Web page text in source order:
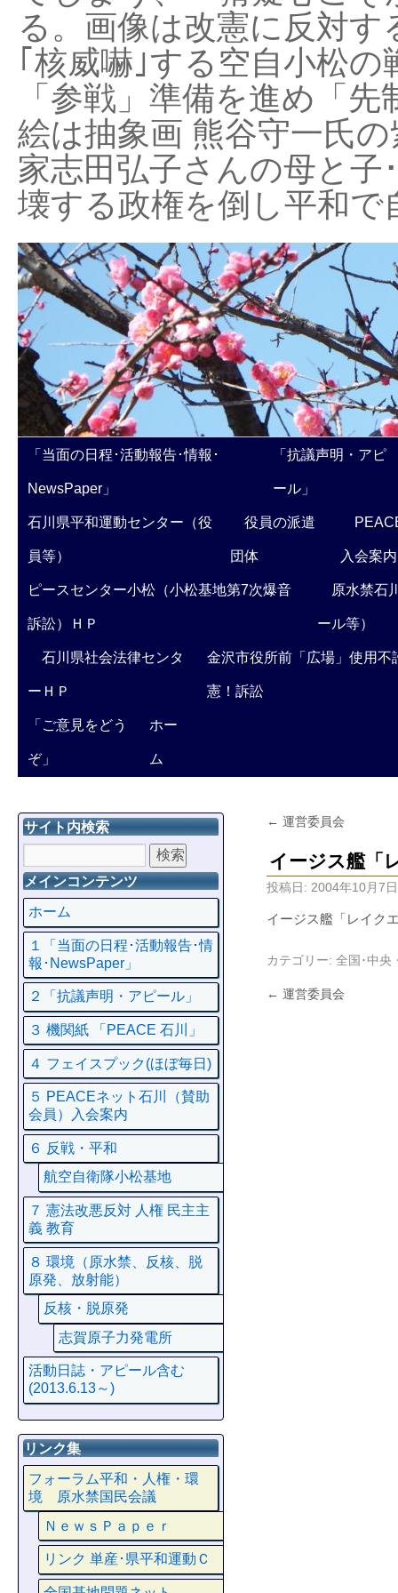
る。画像は改憲に反対
｢核威嚇｣する空自小松
「参戦」準備を進め「
絵は抽象画 熊谷守一氏
家志田弘子さんの母と子
壊する政権を倒し平和
「当面の日程･活動報告･情報･
NewsPaper」
「抗議声明・アピ
ール」
石川県平和運動センター（役
員等）
役員の派遣
団体 入会案内
ピースセンター小松（小松基地第7次爆音
訴訟）ＨＰ
原水禁石
ール等）
石川県社会法律センタ
ーＨＰ
金沢市役所前「広場」使用不
憲！訴訟
「ご意見をどう
ぞ」
ホー
ム
← 運営委員会
イージス艦「
投稿日: 2004年10月7日
イージス艦「レイク
カテゴリー: 全国･中央
← 運営委員会
サイト内検索
メインコンテンツ
ホーム
１「当面の日程･活動報告･情
報･NewsPaper」
２「抗議声明・アピール」
３ 機関紙 「PEACE 石川」
４ フェイスプック(ほぼ毎日)
５ PEACEネット石川（賛助
会員）入会案内
６ 反戦・平和
航空自衛隊小松基地
７ 憲法改悪反対 人権 民主主
義 教育
８ 環境（原水禁、反核、脱
原発、放射能）
反核・脱原発
志賀原子力発電所
活動日誌・アピール含む
(2013.6.13～)
リンク集
フォーラム平和・人権・環
境 原水禁国民会議
ＮｅｗｓＰａｐｅｒ
リンク 単産･県平和運動Ｃ